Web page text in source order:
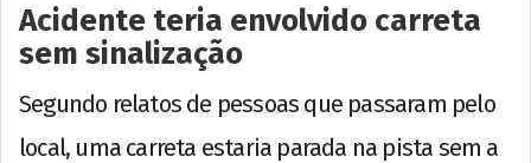
Acidente teria envolvido carreta
sem sinalização
Segundo relatos de pessoas que passaram pelo
local, uma carreta estaria parada na pista sem a